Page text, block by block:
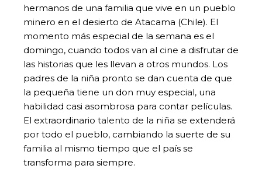
hermanos de una familia que vive en un pueblo
minero en el desierto de Atacama (Chile). El
momento más especial de la semana es el
domingo, cuando todos van al cine a disfrutar de
las historias que les llevan a otros mundos. Los
padres de la niña pronto se dan cuenta de que
la pequeña tiene un don muy especial, una
habilidad casi asombrosa para contar películas.
El extraordinario talento de la niña se extenderá
por todo el pueblo, cambiando la suerte de su
familia al mismo tiempo que el país se
transforma para siempre.